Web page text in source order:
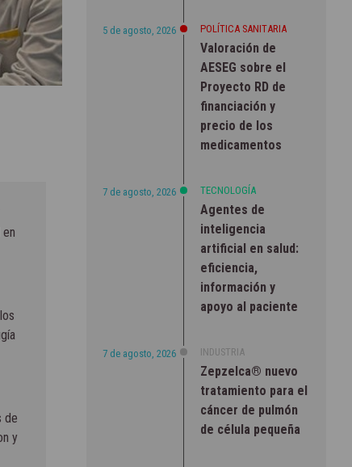
de
y
5 de agosto, 2026 POLÍTICA SANITARIA
Valoración de
AESEG sobre el
Proyecto RD de
financiación y
precio de los
medicamentos
7 de agosto, 2026 TECNOLOGÍA
Agentes de
inteligencia
artificial en salud:
eficiencia,
información y
apoyo al paciente
7 de agosto, 2026 INDUSTRIA
Zepzelca® nuevo
tratamiento para el
cáncer de pulmón
de célula pequeña